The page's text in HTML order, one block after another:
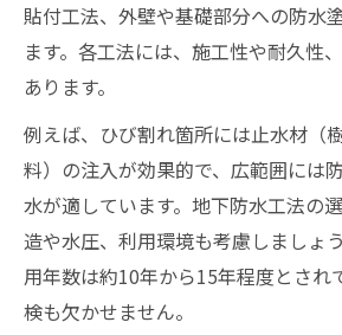
貼付工法、外壁や基礎部分への防水
ます。各工法には、施工性や耐久性
あります。
例えば、ひび割れ箇所には止水材（
料）の注入が効果的で、広範囲には
水が適しています。地下防水工法の
造や水圧、利用環境も考慮しましょ
用年数は約10年から15年程度とされ
検も欠かせません。